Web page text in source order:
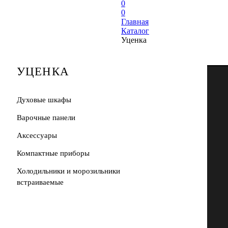
0
0
Главная
Каталог
Уценка
УЦЕНКА
Духовые шкафы
Варочные панели
Аксессуары
Компактные приборы
Холодильники и морозильники
встраиваемые